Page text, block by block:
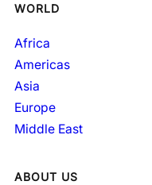
WORLD
Africa
Americas
Asia
Europe
Middle East
ABOUT US